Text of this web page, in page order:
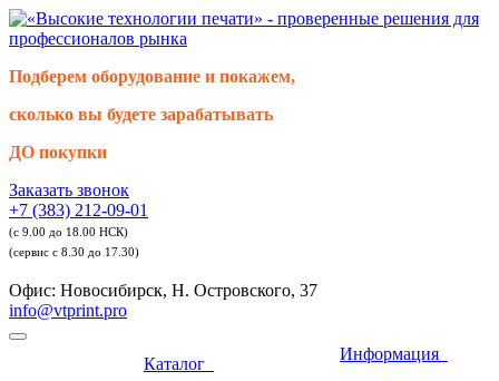
Подберем оборудование и покажем,
сколько вы будете зарабатывать
ДО покупки
Заказать звонок
+7 (383) 212-09-01
(с 9.00 до 18.00 НСК)
(сервис с 8.30 до 17.30)
Офис: Новосибирск, Н. Островского, 37
info@vtprint.pro
Каталог
Информация